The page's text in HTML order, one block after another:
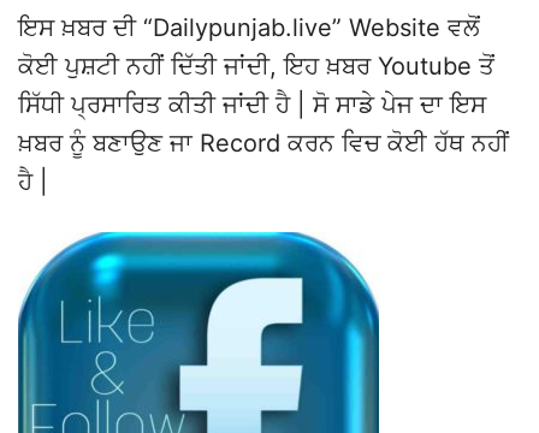
ਇਸ ਖ਼ਬਰ ਦੀ “Dailypunjab.live” Website ਵਲੋਂ
ਕੋਈ ਪੁਸ਼ਟੀ ਨਹੀਂ ਦਿੱਤੀ ਜਾਂਦੀ, ਇਹ ਖ਼ਬਰ Youtube ਤੋਂ
ਸਿੱਧੀ ਪ੍ਰਸਾਰਿਤ ਕੀਤੀ ਜਾਂਦੀ ਹੈ | ਸੋ ਸਾਡੇ ਪੇਜ ਦਾ ਇਸ
ਖ਼ਬਰ ਨੂੰ ਬਣਾਉਣ ਜਾ Record ਕਰਨ ਵਿਚ ਕੋਈ ਹੱਥ ਨਹੀਂ
ਹੈ |